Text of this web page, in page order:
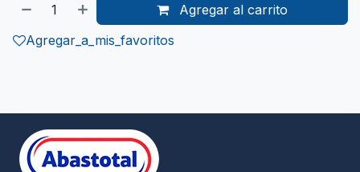
Agregar al carrito
Agregar_a_mis_favoritos